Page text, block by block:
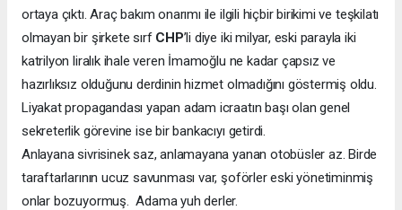
ortaya çıktı. Araç bakım onarımı ile ilgili hiçbir birikimi ve teşkilatı
olmayan bir şirkete sırf CHP’li diye iki milyar, eski parayla iki
katrilyon liralık ihale veren İmamoğlu ne kadar çapsız ve
hazırlıksız olduğunu derdinin hizmet olmadığını göstermiş oldu.
Liyakat propagandası yapan adam icraatın başı olan genel
sekreterlik görevine ise bir bankacıyı getirdi.
Anlayana sivrisinek saz, anlamayana yanan otobüsler az. Birde
taraftarlarının ucuz savunması var, şoförler eski yönetiminmiş
onlar bozuyormuş. Adama yuh derler.